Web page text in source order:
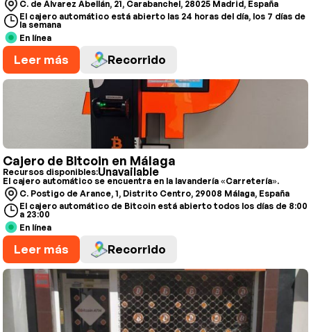
C. de Álvarez Abellán, 21, Carabanchel, 28025 Madrid, España
El cajero automático está abierto las 24 horas del día, los 7 días de
la semana
En línea
Leer más Recorrido
Cajero de Bitcoin en Málaga
Recursos disponibles:Unavailable
El cajero automático se encuentra en la lavandería «Carretería».
C. Postigo de Arance, 1, Distrito Centro, 29008 Málaga, España
El cajero automático de Bitcoin está abierto todos los días de 8:00
a 23:00
En línea
Leer más Recorrido